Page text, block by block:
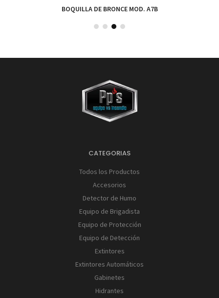
BOQUILLA DE BRONCE MOD. A7B
CATEGORIAS
Todos los Productos
Accesorios
Detector de Humo
Equipo de Brigadista
Equipo de Protección
Equipo de Detección
Extintores
Extintores Automáticos
Gabinetes
Hidrantes